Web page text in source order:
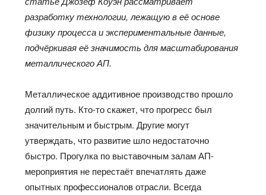
разработку технологии, лежащую в её основе
физику процесса и экспериментальные данные,
подчёркивая её значимость для масштабирования
металлического АП.
Металлическое аддитивное производство прошло
долгий путь. Кто-то скажет, что прогресс был
значительным и быстрым. Другие могут
утверждать, что развитие шло недостаточно
быстро. Прогулка по выставочным залам АП-
мероприятия не перестаёт впечатлять даже
опытных профессионалов отрасли. Всегда